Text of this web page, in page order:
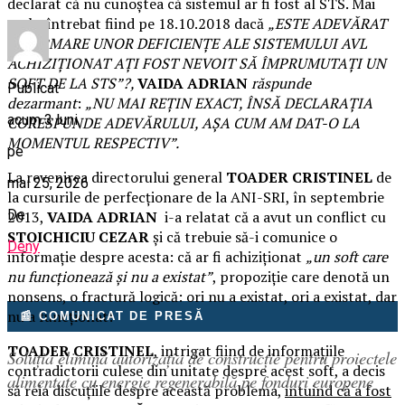
mult, întrebat fiind pe 18.10.2018 dacă „ESTE ADEVĂRAT
CĂ URMARE UNOR DEFICIENȚE ALE SISTEMULUI AVL
ACHIZIȚIONAT AȚI FOST NEVOIT SĂ ÎMPRUMUTAȚI UN
SOFT DE LA STS”?,VAIDA ADRIANrăspunde
dezarmant: „NU MAI REȚIN EXACT, ÎNSĂ DECLARAȚIA
CORESPUNDE ADEVĂRULUI, AȘA CUM AM DAT-O LA
MOMENTUL RESPECTIV”.
La revenirea directorului general TOADER CRISTINEL de
la cursurile de perfecționare de la ANI-SRI, în septembrie
2013, VAIDA ADRIAN i-a relatat că a avut un conflict cu
STOICHICIU CEZARși că trebuie să-i comunice o
informație despre acesta: că ar fi achiziționat „un soft care
nu funcționează și nu a existat”, propoziție care denotă un
nonsens, o fractură logică: ori nu a existat, ori a existat, dar
nu a funcționat!
TOADER CRISTINEL, intrigat fiind de informațiile
contradictorii culese din unitate despre acest soft, a decis
să reia discuțiile despre această problema,intuind că a fost
Publicat
acum 3 luni
pe
mai 25, 2026
De
Deny
📰 COMUNICAT DE PRESĂ
Soluția elimină autorizația de construcție pentru proiectele
alimentate cu energie regenerabilă pe fonduri europene